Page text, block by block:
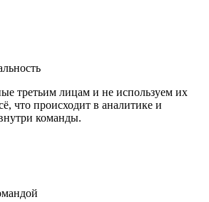
третьим лицам и не используем их
что происходит в аналитике и
команды.